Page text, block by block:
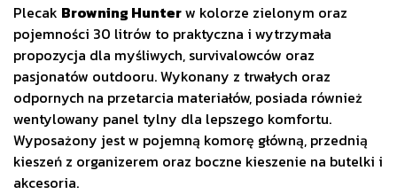
Plecak Browning Hunterw kolorze zielonym oraz
pojemności 30 litrów to praktyczna i wytrzymała
propozycja dla myśliwych, survivalowców oraz
pasjonatów outdooru. Wykonany z trwałych oraz
odpornych na przetarcia materiałów, posiada również
wentylowany panel tylny dla lepszego komfortu.
Wyposażony jest w pojemną komorę główną, przednią
kieszeń z organizerem oraz boczne kieszenie na butelki i
akcesoria.